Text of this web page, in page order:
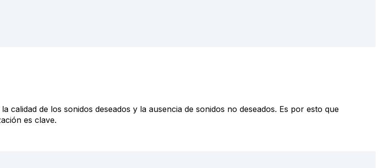
calidad de los sonidos deseados y la ausencia de sonidos no deseados. Es por esto que
es clave.